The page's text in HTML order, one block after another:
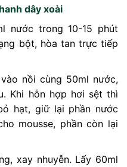
dây xoài
nước trong 10-15 phút
bột, hòa tan trực tiếp
nồi cùng 50ml nước,
Khi hỗn hợp hơi sệt thì
hạt, giữ lại phần nước
mousse, phần còn lại
xay nhuyễn. Lấy 60ml